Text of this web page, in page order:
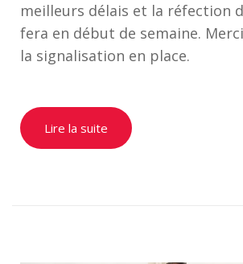
meilleurs délais et la réfection
fera en début de semaine.
la signalisation en place.
Lire la suite